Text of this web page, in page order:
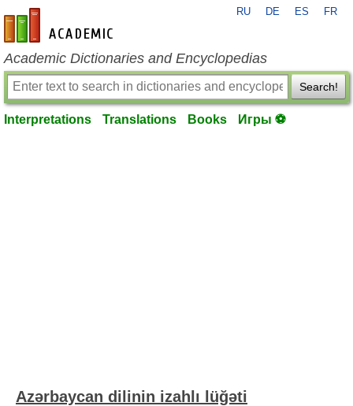
en-academic.com
RU DE ES FR
Academic Dictionaries and Encyclopedias
Search!
Interpretations Translations Books Игры ⚽
Azərbaycan dilinin izahlı lüğəti